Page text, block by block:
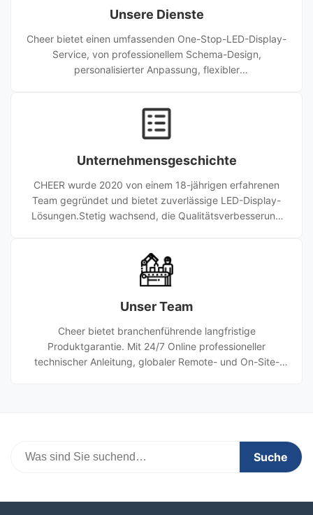
umfassendem Support liefert das Unternehmen
Unsere Dienste
Cheer bietet einen umfassenden One-Stop-LED-Display-
Service, von professionellem Schema-Design,
personalisierter Anpassung, flexibler
Veranstaltungen, Stadien, Einkaufszentren, Werbung und
Firmenprojekte jeder Größe an.
Unternehmensgeschichte
CHEER wurde 2020 von einem 18-jährigen erfahrenen
Team gegründet und bietet zuverlässige LED-Display-
Lösungen.Stetig wachsend, die Qualitätsverbesserung
Unser Team
Cheer bietet branchenführende langfristige
Produktgarantie. Mit 24/7 Online professioneller
technischer Anleitung, globaler Remote- und On-Site-
Suche